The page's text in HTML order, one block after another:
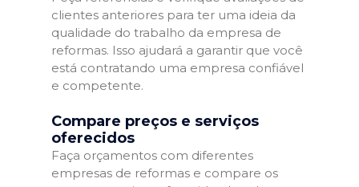
clientes anteriores para ter uma ideia da
qualidade do trabalho da empresa de
reformas. Isso ajudará a garantir que você
está contratando uma empresa confiável
e competente.
Compare preços e serviços
oferecidos
Faça orçamentos com diferentes
empresas de reformas e compare os